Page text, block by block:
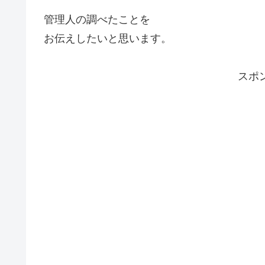
管理人の調べたことを
お伝えしたいと思います。
スポ